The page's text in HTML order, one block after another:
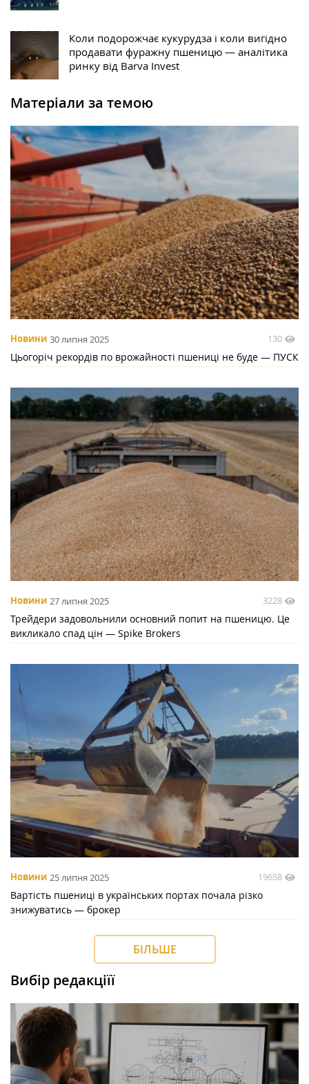
Коли подорожчає кукурудза і коли вигідно
продавати фуражну пшеницю — аналітика
ринку від Barva Invest
Матеріали за темою
Новини 30 липня 2025 130
Цьогоріч рекордів по врожайності пшениці не буде — ПУСК
Новини 27 липня 2025 3228
Трейдери задовольнили основний попит на пшеницю. Це
викликало спад цін — Spike Brokers
Новини 25 липня 2025 19658
Вартість пшениці в українських портах почала різко
знижуватись — брокер
БІЛЬШЕ
Вибір редакціїї